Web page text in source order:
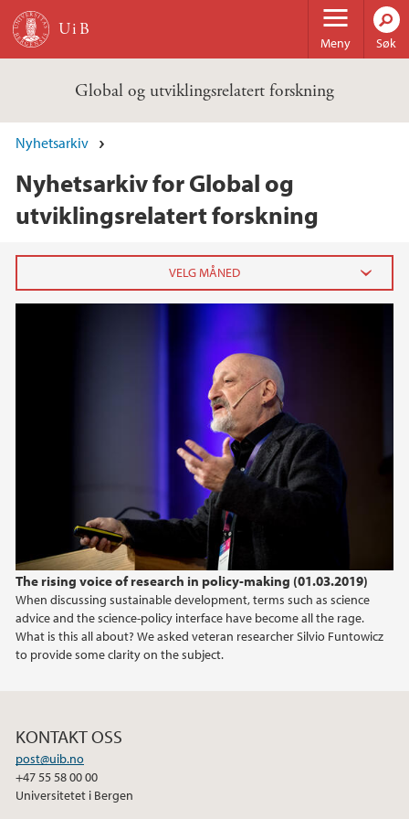
Hopp til hovedinnhold
Meny Søk
Global og utviklingsrelatert forskning
Nyhetsarkiv
Nyhetsarkiv for Global og
utviklingsrelatert forskning
The rising voice of research in policy-making (01.03.2019)
When discussing sustainable development, terms such as science
advice and the science-policy interface have become all the rage.
What is this all about? We asked veteran researcher Silvio Funtowicz
to provide some clarity on the subject.
juli (2)
juni (3)
mai (2)
april (2)
mars (2)
februar (2)
januar (1)
2018
2017
KONTAKT OSS
post@uib.no
+47 55 58 00 00
Universitetet i Bergen